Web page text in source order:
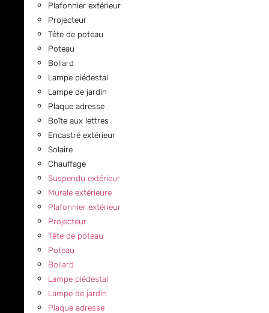
Plafonnier extérieur
Projecteur
Tête de poteau
Poteau
Bollard
Lampe piédestal
Lampe de jardin
Plaque adresse
Boîte aux lettres
Encastré extérieur
Solaire
Chauffage
Suspendu extérieur
Murale extérieure
Plafonnier extérieur
Projecteur
Tête de poteau
Poteau
Bollard
Lampe piédestal
Lampe de jardin
Plaque adresse